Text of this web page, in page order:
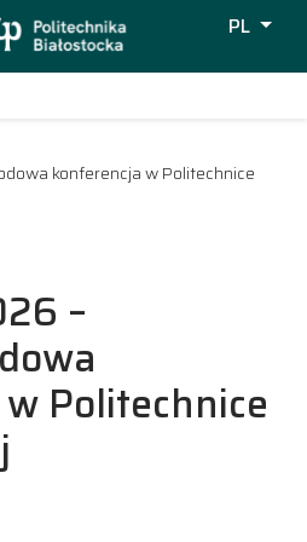
PL
konferencja w Politechnice
–
Politechnice